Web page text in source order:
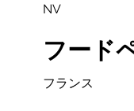
NV
フード
フランス